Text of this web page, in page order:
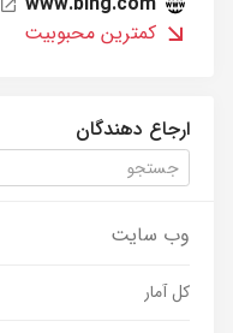
کمترین محبوبیت
ارجاع دهندگان
وب سایت
کل آمار